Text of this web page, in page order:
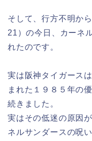
そして、行方不明か
21）の今日、カーネ
れたのです。
実は阪神タイガース
まれた１９８５年の
続きました。
実はその低迷の原因
ネルサンダースの呪